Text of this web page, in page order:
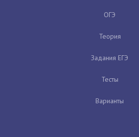
ОГЭ
Теория
Задания ЕГЭ
Тесты
Варианты